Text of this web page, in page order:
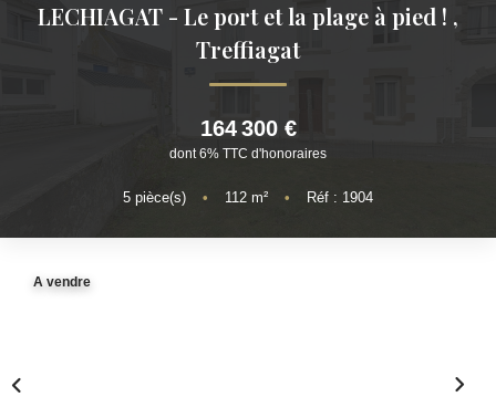
ESTIMER
Qui Sommes-Nous
Nos Actualités
LECHIAGAT - Le port et la plage à pied ! ,
Treffiagat
164 300 €
dont 6% TTC d'honoraires
5 pièce(s) • 112 m² • Réf : 1904
A vendre